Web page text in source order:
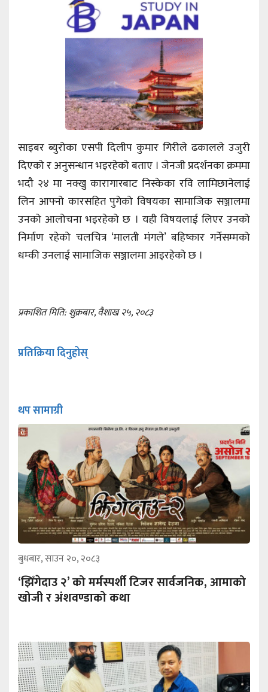
साइबर ब्युरोका एसपी दिलीप कुमार गिरीले ढकालले उजुरी
दिएको र अनुसन्धान भइरहेको बताए । जेनजी प्रदर्शनका क्रममा
भदौ २४ मा नक्खु कारागारबाट निस्केका रवि लामिछानेलाई
लिन आफ्नो कारसहित पुगेको विषयका सामाजिक सञ्जालमा
उनको आलोचना भइरहेको छ । यही विषयलाई लिएर उनको
निर्माण रहेको चलचित्र ‘मालती मंगले’ बहिष्कार गर्नेसम्मको
धम्की उनलाई सामाजिक सञ्जालमा आइरहेको छ ।
प्रकाशित मिति: शुक्रबार, वैशाख २५, २०८३
प्रतिक्रिया दिनुहोस्
थप सामाग्री
बुधबार, साउन २०, २०८३
‘झिँगेदाउ २’ को मर्मस्पर्शी टिजर सार्वजनिक, आमाको
खोजी र अंशवण्डाको कथा